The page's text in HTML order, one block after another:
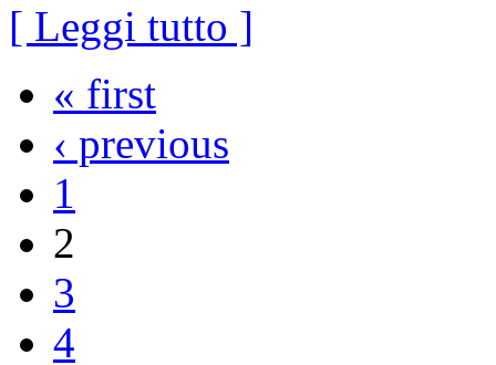
[ Leggi tutto ]
« first
‹ previous
1
2
3
4